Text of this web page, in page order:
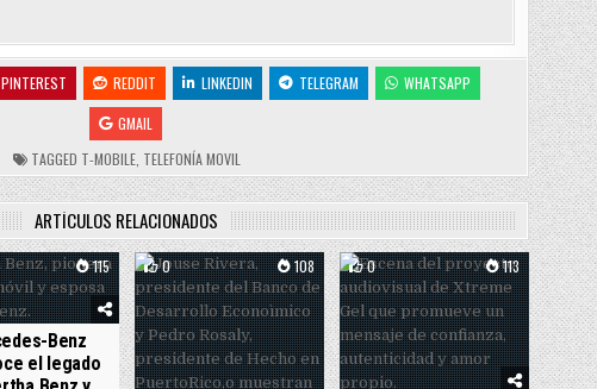
PINTEREST REDDIT LINKEDIN TELEGRAM
WHATSAPP
GMAIL
TAGGED T-MOBILE, TELEFONÍA MOVIL
ARTÍCULOS RELACIONADOS
115
Benz
el legado
0 108 0 113